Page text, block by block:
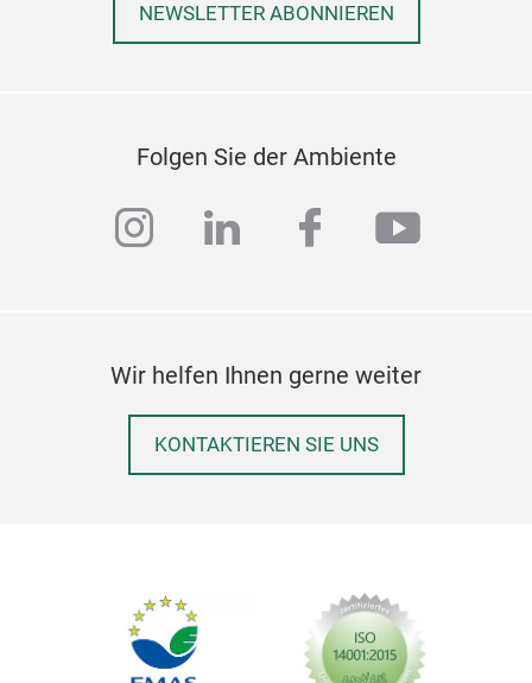
NEWSLETTER ABONNIEREN
Folgen Sie der Ambiente
instagram
linkedinfacebook
Wir helfen Ihnen gerne weiter
KONTAKTIEREN SIE UNS